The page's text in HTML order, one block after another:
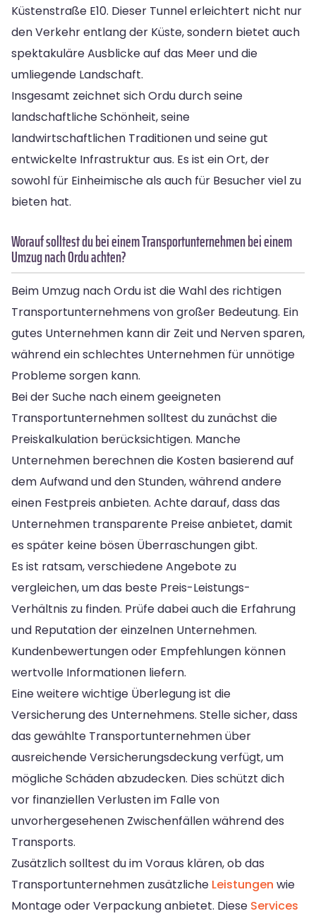
Küstenstraße E10. Dieser Tunnel erleichtert nicht nur
den Verkehr entlang der Küste, sondern bietet auch
spektakuläre Ausblicke auf das Meer und die
umliegende Landschaft.
Insgesamt zeichnet sich Ordu durch seine
landschaftliche Schönheit, seine
landwirtschaftlichen Traditionen und seine gut
entwickelte Infrastruktur aus. Es ist ein Ort, der
sowohl für Einheimische als auch für Besucher viel zu
bieten hat.
Worauf solltest du bei einem Transportunternehmen bei einem
Umzug nach Ordu achten?
Beim Umzug nach Ordu ist die Wahl des richtigen
Transportunternehmens von großer Bedeutung. Ein
gutes Unternehmen kann dir Zeit und Nerven sparen,
während ein schlechtes Unternehmen für unnötige
Probleme sorgen kann.
Bei der Suche nach einem geeigneten
Transportunternehmen solltest du zunächst die
Preiskalkulation berücksichtigen. Manche
Unternehmen berechnen die Kosten basierend auf
dem Aufwand und den Stunden, während andere
einen Festpreis anbieten. Achte darauf, dass das
Unternehmen transparente Preise anbietet, damit
es später keine bösen Überraschungen gibt.
Es ist ratsam, verschiedene Angebote zu
vergleichen, um das beste Preis-Leistungs-
Verhältnis zu finden. Prüfe dabei auch die Erfahrung
und Reputation der einzelnen Unternehmen.
Kundenbewertungen oder Empfehlungen können
wertvolle Informationen liefern.
Eine weitere wichtige Überlegung ist die
Versicherung des Unternehmens. Stelle sicher, dass
das gewählte Transportunternehmen über
ausreichende Versicherungsdeckung verfügt, um
mögliche Schäden abzudecken. Dies schützt dich
vor finanziellen Verlusten im Falle von
unvorhergesehenen Zwischenfällen während des
Transports.
Zusätzlich solltest du im Voraus klären, ob das
Transportunternehmen zusätzliche Leistungen wie
Montage oder Verpackung anbietet. Diese Services